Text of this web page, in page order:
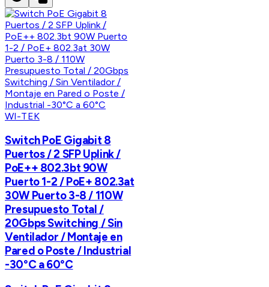
WI-TEK
Switch PoE Gigabit 8
Puertos / 2 SFP Uplink /
PoE++ 802.3bt 90W
Puerto 1-2 / PoE+ 802.3at
30W Puerto 3-8 / 110W
Presupuesto Total /
20Gbps Switching / Sin
Ventilador / Montaje en
Pared o Poste / Industrial
-30°C a 60°C